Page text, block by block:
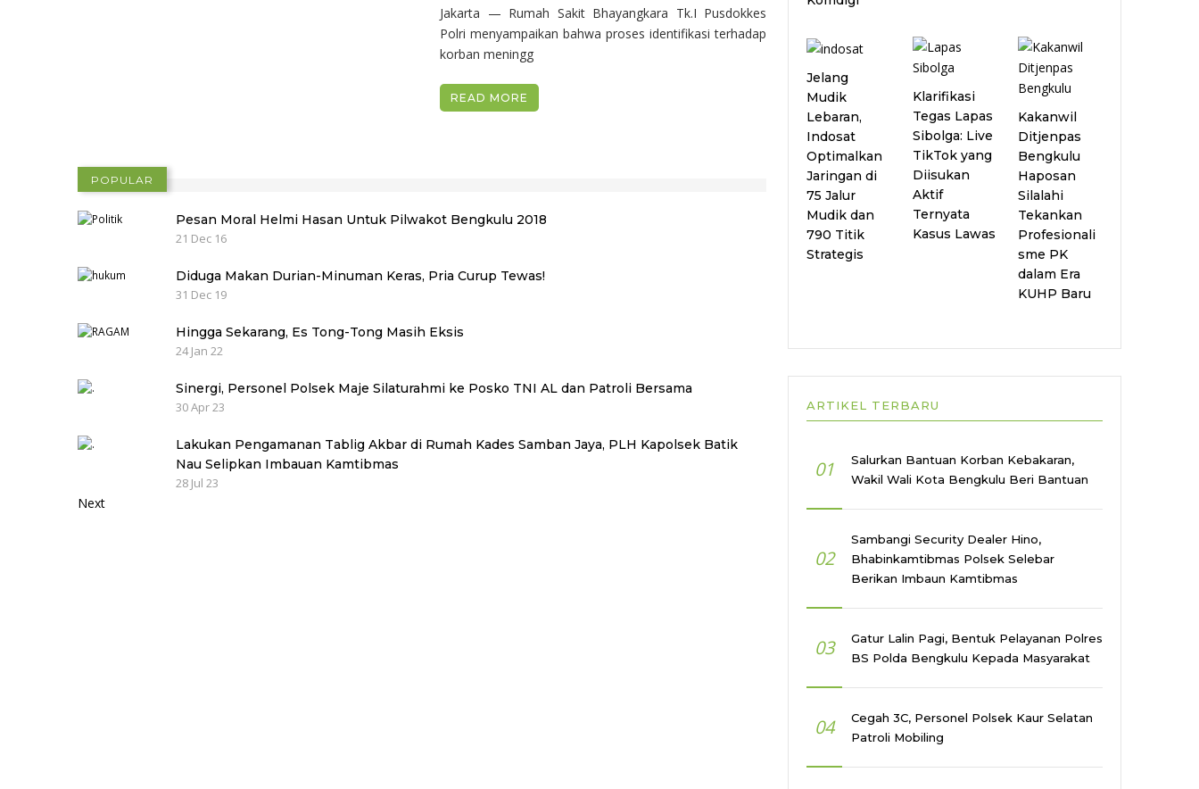
Jakarta — Rumah Sakit Bhayangkara Tk.I Pusdokkes
Polri menyampaikan bahwa proses identifikasi terhadap
korban meningg
READ MORE
POPULAR
Pesan Moral Helmi Hasan Untuk Pilwakot Bengkulu 2018
21 Dec 16
Diduga Makan Durian-Minuman Keras, Pria Curup Tewas!
31 Dec 19
Hingga Sekarang, Es Tong-Tong Masih Eksis
24 Jan 22
Sinergi, Personel Polsek Maje Silaturahmi ke Posko TNI AL dan Patroli Bersama
30 Apr 23
Lakukan Pengamanan Tablig Akbar di Rumah Kades Samban Jaya, PLH Kapolsek Batik
Nau Selipkan Imbauan Kamtibmas
28 Jul 23
Next
Jelang
Mudik
Lebaran,
Indosat
Optimalkan
Jaringan di
75 Jalur
Mudik dan
790 Titik
Strategis
Klarifikasi
Tegas Lapas
Sibolga: Live
TikTok yang
Diisukan
Aktif
Ternyata
Kasus Lawas
Kakanwil
Ditjenpas
Bengkulu
Haposan
Silalahi
Tekankan
Profesionali
sme PK
dalam Era
KUHP Baru
ARTIKEL TERBARU
01
Salurkan Bantuan Korban Kebakaran,
Wakil Wali Kota Bengkulu Beri Bantuan
02
Sambangi Security Dealer Hino,
Bhabinkamtibmas Polsek Selebar
Berikan Imbaun Kamtibmas
03
Gatur Lalin Pagi, Bentuk Pelayanan Polres
BS Polda Bengkulu Kepada Masyarakat
04
Cegah 3C, Personel Polsek Kaur Selatan
Patroli Mobiling